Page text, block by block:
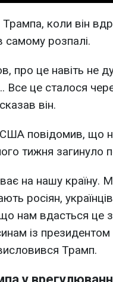
коли він
самому розпалі.
про це навіть не
Все це сталося
він.
повідомив, що
тижня загинуло
на нашу країну.
росіян,
нам вдасться це
із
Трамп.